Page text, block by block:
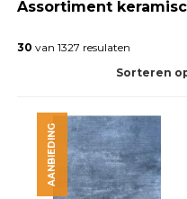
Sierbestrating
Gebakken
bestrating
Trommelstenen
Wildverband
bestrating
Muurelementen
Assortiment
30 van 1327 resulaten
Sorteren
AANBIEDING